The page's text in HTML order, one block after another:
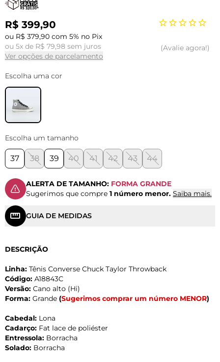
R$ 399,90
ou R$ 379,90 com 5% no Pix
ou 5x de R$ 79,98 sem juros
Ver opções de parcelamento
Avalie agora!
Escolha uma cor
Escolha um tamanho
37 38 39 40 41 42 43 44
ALERTA DE TAMANHO: FORMA GRANDE
Sugerimos que compre 1 número menor. Saiba mais.
GUIA DE MEDIDAS
DESCRIÇÃO
Linha: Tênis Converse Chuck Taylor Throwback
Código: A18843C
Versão: Cano alto (Hi)
Forma: Grande (Sugerimos comprar um número MENOR)
Cabedal: Lona
Cadarço: Fat lace de poliéster
Entressola: Borracha
Solado: Borracha